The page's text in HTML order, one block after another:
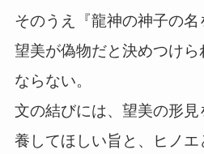
そのうえ『龍神の神子の名
望美が偽物だと決めつけ
ならない。
文の結びには、望美の形
養してほしい旨と、ヒノ